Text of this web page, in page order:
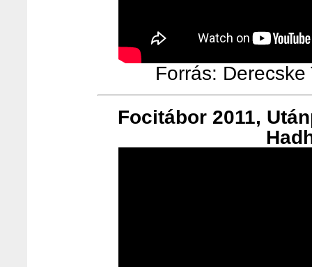
Forrás:
Focitábor 2011,